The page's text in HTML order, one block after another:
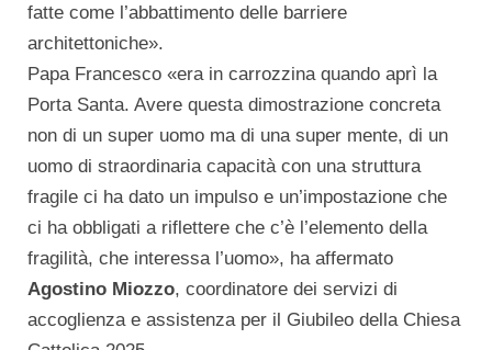
fatte come l’abbattimento delle barriere
architettoniche».
Papa Francesco «era in carrozzina quando aprì la
Porta Santa. Avere questa dimostrazione concreta
non di un super uomo ma di una super mente, di un
uomo di straordinaria capacità con una struttura
fragile ci ha dato un impulso e un’impostazione che
ci ha obbligati a riflettere che c’è l’elemento della
fragilità, che interessa l’uomo», ha affermato
Agostino Miozzo, coordinatore dei servizi di
accoglienza e assistenza per il Giubileo della Chiesa